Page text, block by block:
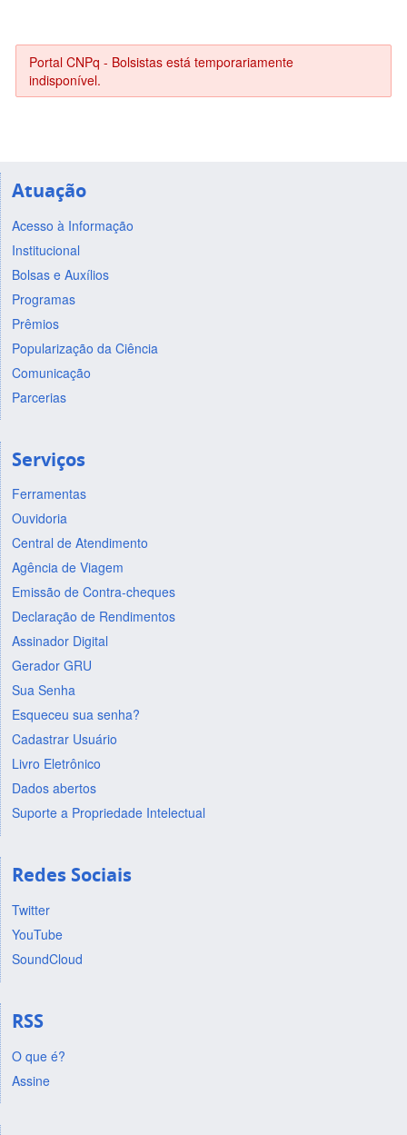
Portal CNPq - Bolsistas está temporariamente
indisponível.
Atuação
Acesso à Informação
Institucional
Bolsas e Auxílios
Programas
Prêmios
Popularização da Ciência
Comunicação
Parcerias
Serviços
Ferramentas
Ouvidoria
Central de Atendimento
Agência de Viagem
Emissão de Contra-cheques
Declaração de Rendimentos
Assinador Digital
Gerador GRU
Sua Senha
Esqueceu sua senha?
Cadastrar Usuário
Livro Eletrônico
Dados abertos
Suporte a Propriedade Intelectual
Redes Sociais
Twitter
YouTube
SoundCloud
RSS
O que é?
Assine